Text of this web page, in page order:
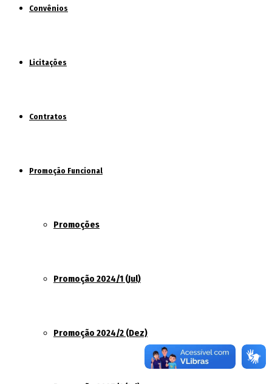
Convênios
Licitações
Contratos
Promoção Funcional
Promoções
Promoção 2024/1 (Jul)
Promoção 2024/2 (Dez)